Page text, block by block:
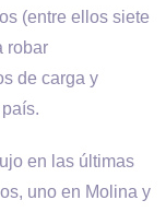
(entre ellos siete
robar
de carga y
en las últimas
uno en Molina y